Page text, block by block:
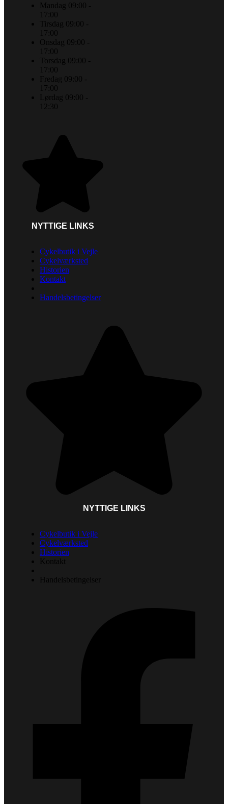
Mandag 09:00 -
17:00
Tirsdag 09:00 -
17:00
Onsdag 09:00 -
17:00
Torsdag 09:00 -
17:00
Fredag 09:00 -
17:00
Lørdag 09:00 -
12:30
NYTTIGE LINKS
Cykelbutik i Vejle
Cykelværksted
Historien
Kontakt
Handelsbetingelser
NYTTIGE LINKS
Cykelbutik i Vejle
Cykelværksted
Historien
Kontakt
Handelsbetingelser